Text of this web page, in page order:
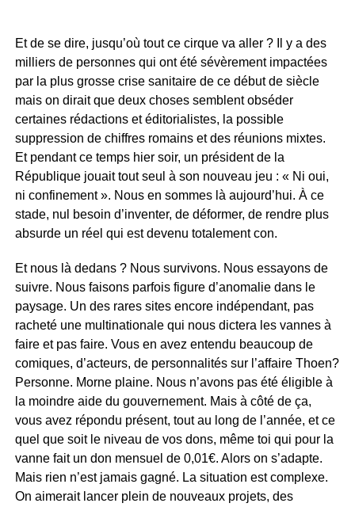
Et de se dire, jusqu’où tout ce cirque va aller ? Il y a des
milliers de personnes qui ont été sévèrement impactées
par la plus grosse crise sanitaire de ce début de siècle
mais on dirait que deux choses semblent obséder
certaines rédactions et éditorialistes, la possible
suppression de chiffres romains et des réunions mixtes.
Et pendant ce temps hier soir, un président de la
République jouait tout seul à son nouveau jeu : « Ni oui,
ni confinement ». Nous en sommes là aujourd’hui. À ce
stade, nul besoin d’inventer, de déformer, de rendre plus
absurde un réel qui est devenu totalement con.
Et nous là dedans ? Nous survivons. Nous essayons de
suivre. Nous faisons parfois figure d’anomalie dans le
paysage. Un des rares sites encore indépendant, pas
racheté une multinationale qui nous dictera les vannes à
faire et pas faire. Vous en avez entendu beaucoup de
comiques, d’acteurs, de personnalités sur l’affaire Thoen?
Personne. Morne plaine. Nous n’avons pas été éligible à
la moindre aide du gouvernement. Mais à côté de ça,
vous avez répondu présent, tout au long de l’année, et ce
quel que soit le niveau de vos dons, même toi qui pour la
vanne fait un don mensuel de 0,01€. Alors on s’adapte.
Mais rien n’est jamais gagné. La situation est complexe.
On aimerait lancer plein de nouveaux projets, des